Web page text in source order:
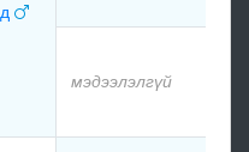
мэдээлэлгүй